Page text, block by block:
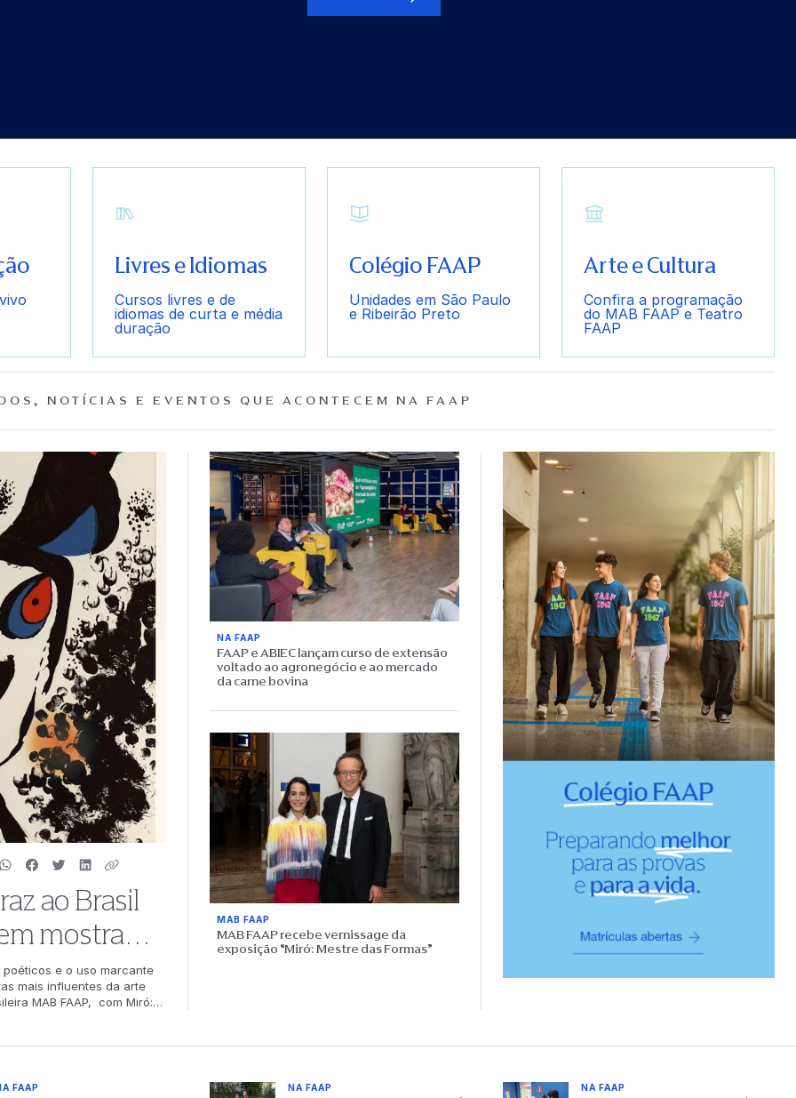
atuação do Brasil nos mercados globais.
Livres e Idiomas
Cursos livres e de
idiomas de curta e média
duração
Colégio FAAP
Unidades em São Paulo
e Ribeirão Preto
Arte e Cultura
Confira a programação
do MAB FAAP e Teatro
FAAP
NOTÍCIAS E EVENTOS QUE ACONTECEM NA FAAP
ao Brasil
mostra
dos
e o uso marcante
mais influentes da arte
MAB FAAP, com Miró:
a exposição acontece de
obras inéditas no
NA FAAP
FAAP e ABIEC lançam curso de extensão
voltado ao agronegócio e ao mercado
da carne bovina
MAB FAAP
MAB FAAP recebe vernissage da
exposição “Miró: Mestre das Formas”
FAAP NA FAAP NA FAAP